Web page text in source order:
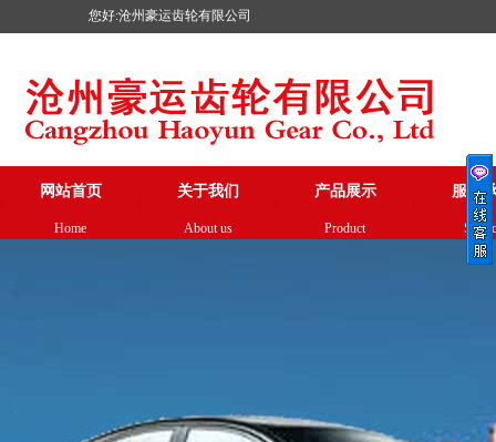
您好:沧州豪运齿轮有限公司
网站首页
Home
关于我们
About us
产品展示
Product
服务